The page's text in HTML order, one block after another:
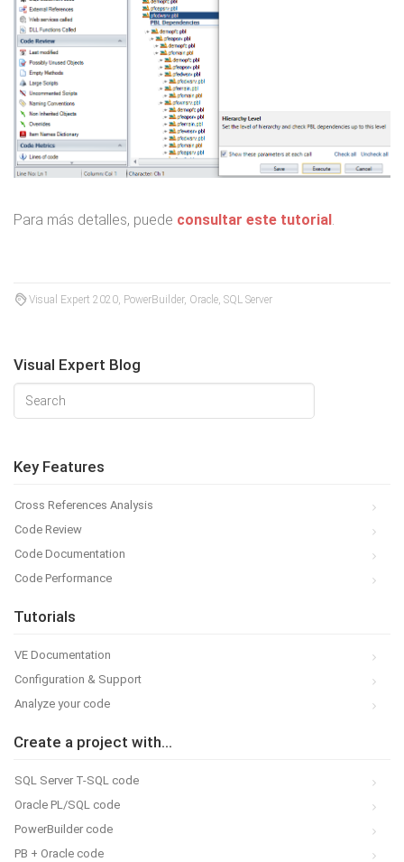
Para más detalles, puede consultar este tutorial .
Visual Expert 2020, PowerBuilder, Oracle, SQL Server
Visual Expert Blog
Key Features
Cross References Analysis
Code Review
Code Documentation
Code Performance
Tutorials
VE Documentation
Configuration & Support
Analyze your code
Create a project with...
SQL Server T-SQL code
Oracle PL/SQL code
PowerBuilder code
PB + Oracle code